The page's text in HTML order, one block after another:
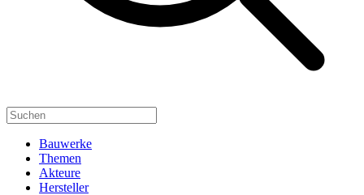
Bauwerke
Themen
Akteure
Hersteller